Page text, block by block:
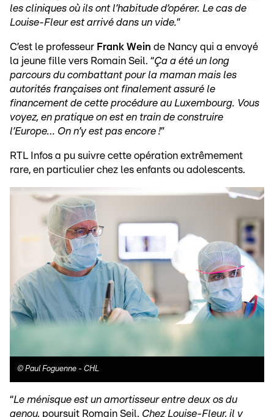
les cliniques où ils ont l’habitude d’opérer. Le cas de
Louise-Fleur est arrivé dans un vide.”
C’est le professeur Frank Wein de Nancy qui a envoyé
la jeune fille vers Romain Seil. “Ça a été un long
parcours du combattant pour la maman mais les
autorités françaises ont finalement assuré le
financement de cette procédure au Luxembourg. Vous
voyez, en pratique on est en train de construire
l’Europe… On n’y est pas encore !”
RTL Infos a pu suivre cette opération extrêmement
rare, en particulier chez les enfants ou adolescents.
© Paul Foguenne - CHL
“Le ménisque est un amortisseur entre deux os du
genou, poursuit Romain Seil. Chez Louise-Fleur, il y